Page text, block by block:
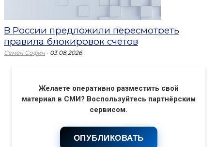
В России предложили пересмотреть
правила блокировок счетов
Семен Софин - 03.08.2026
Желаете оперативно разместить свой
материал в СМИ? Воспользуйтесь партнёрским
сервисом.
ОПУБЛИКОВАТЬ